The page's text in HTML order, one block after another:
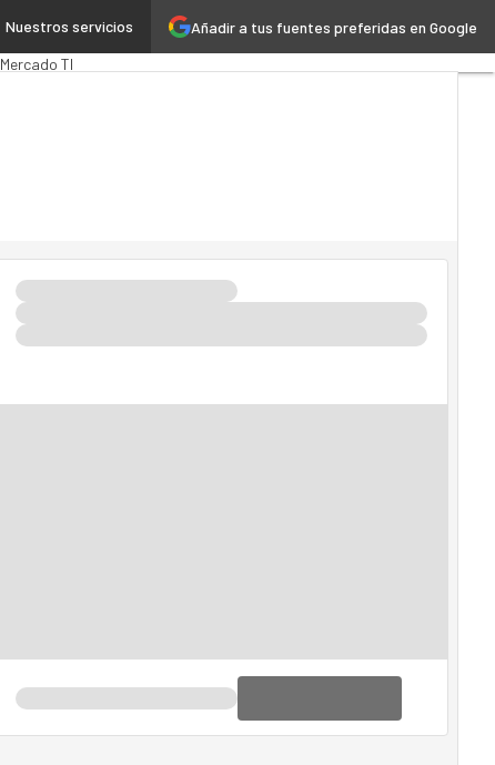
Añadir a tus fuentes preferidas en Google
Nuestros servicios
MarTechCloud
Mercado TI